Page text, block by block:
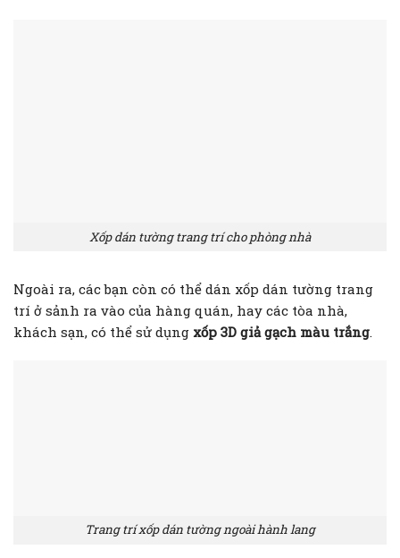
Xốp dán tường trang trí cho phòng nhà
Ngoài ra, các bạn còn có thể dán xốp dán tường trang
trí ở sảnh ra vào của hàng quán, hay các tòa nhà,
khách sạn, có thể sử dụng xốp 3D giả gạch màu trắng.
Trang trí xốp dán tường ngoài hành lang